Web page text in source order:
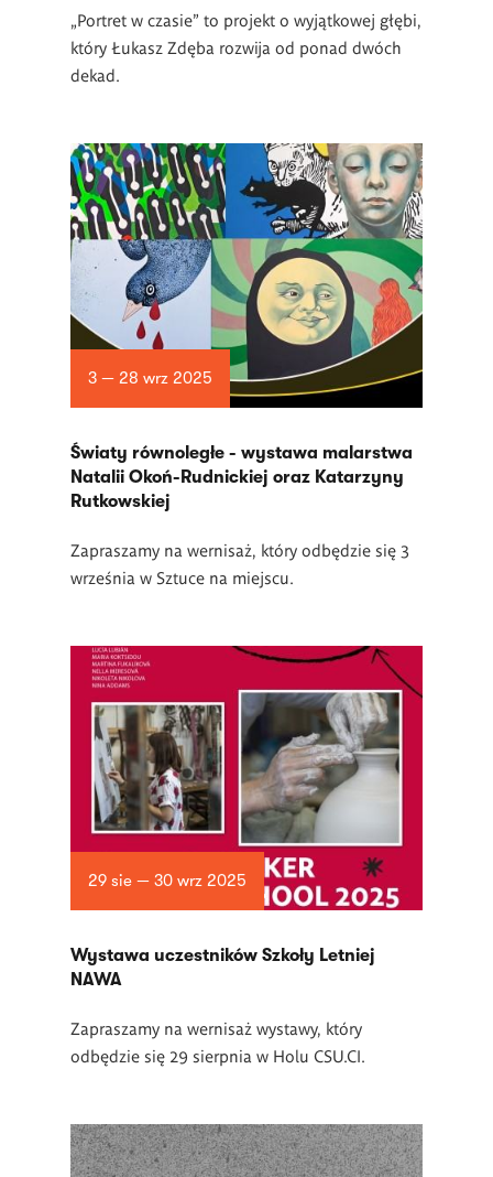
„Portret w czasie” to projekt o wyjątkowej głębi,
który Łukasz Zdęba rozwija od ponad dwóch
dekad.
3 — 28 wrz 2025
Światy równoległe - wystawa malarstwa
Natalii Okoń-Rudnickiej oraz Katarzyny
Rutkowskiej
Zapraszamy na wernisaż, który odbędzie się 3
września w Sztuce na miejscu.
29 sie — 30 wrz 2025
Wystawa uczestników Szkoły Letniej
NAWA
Zapraszamy na wernisaż wystawy, który
odbędzie się 29 sierpnia w Holu CSU.CI.